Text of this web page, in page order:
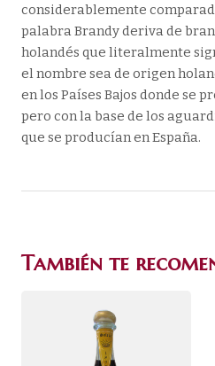
considerablemente
palabra Brandy deriva de
holandés que literalmente
el nombre sea de origen
en los Países Bajos donde se
pero con la base de los
que se producían en España.
También te